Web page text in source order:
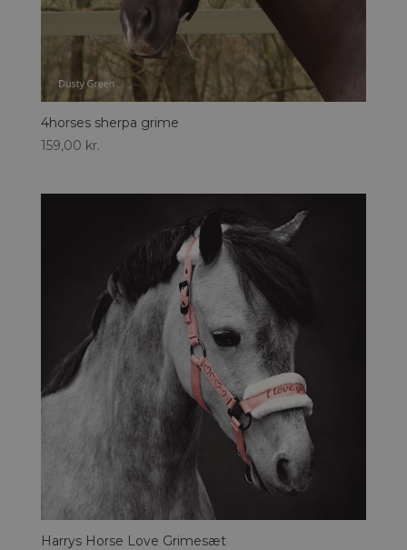
4horses sherpa grime
159,00 kr.
Harrys Horse Love Grimesæt